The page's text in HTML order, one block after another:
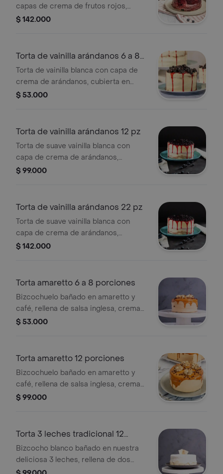
capas de crema de frutos rojos,
decorada en crema, mermelada de
$ 142.000
Torta de vainilla arándanos 6 a 8
porc
Torta de vainilla blanca con capa de
crema de arándanos, cubierta en
suave crema de mantequilla y
$ 53.000
Torta de vainilla arándanos 12 pz
Torta de suave vainilla blanca con
capa de crema de arándanos,
cubierta en crema de mantequilla y
$ 99.000
Torta de vainilla arándanos 22 pz
Torta de suave vainilla blanca con
capa de crema de arándanos,
cubierta en crema de mantequilla y
$ 142.000
Torta amaretto 6 a 8 porciones
Bizcochuelo bañado en amaretto y
café, rellena de salsa inglesa, crema
de arequipe, cubierta en crema de
$ 53.000
Torta amaretto 12 porciones
Bizcochuelo bañado en amaretto y
café, rellena de salsa inglesa, crema
de arequipe, cubierta en crema de
$ 99.000
Torta 3 leches tradicional 12
porciones
Bizcocho blanco bañado en nuestra
deliciosa 3 leches, rellena de dos
capas de arequipe, cubierta con